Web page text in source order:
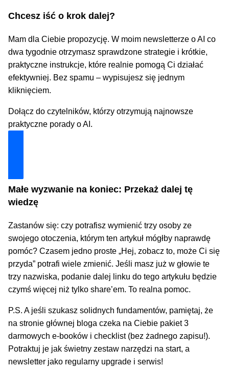
Chcesz iść o krok dalej?
Mam dla Ciebie propozycję. W moim newsletterze o AI co
dwa tygodnie otrzymasz sprawdzone strategie i krótkie,
praktyczne instrukcje, które realnie pomogą Ci działać
efektywniej. Bez spamu – wypisujesz się jednym
kliknięciem.
Dołącz do czytelników, którzy otrzymują najnowsze
praktyczne porady o AI.
Małe wyzwanie na koniec: Przekaż dalej tę
wiedzę
Zastanów się: czy potrafisz wymienić trzy osoby ze
swojego otoczenia, którym ten artykuł mógłby naprawdę
pomóc? Czasem jedno proste „Hej, zobacz to, może Ci się
przyda” potrafi wiele zmienić. Jeśli masz już w głowie te
trzy nazwiska, podanie dalej linku do tego artykułu będzie
czymś więcej niż tylko share’em. To realna pomoc.
P.S. A jeśli szukasz solidnych fundamentów, pamiętaj, że
na stronie głównej bloga czeka na Ciebie pakiet 3
darmowych e-booków i checklist (bez żadnego zapisu!).
Potraktuj je jak świetny zestaw narzędzi na start, a
newsletter jako regularny upgrade i serwis!